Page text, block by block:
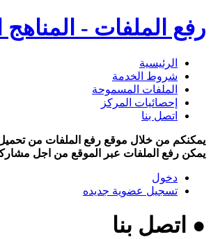
رفع الملفات - المناهج
الرئيسية
شروط الخدمة
الملفات المسموحة
إحصائيات المركز
اتصل بنا
يمكنكم من خلال موقع رفع الملفات من
يمكن رفع الملفات عبر الموقع من اجل
دخول
تسجيل عضوية جديده
● اتصل بنا